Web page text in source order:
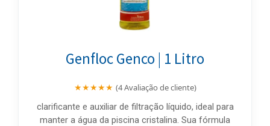
Genfloc Genco | 1 Litro
★★★★★ (4 Avaliação de cliente)
clarificante e auxiliar de filtração líquido, ideal para
manter a água da piscina cristalina. Sua fórmula